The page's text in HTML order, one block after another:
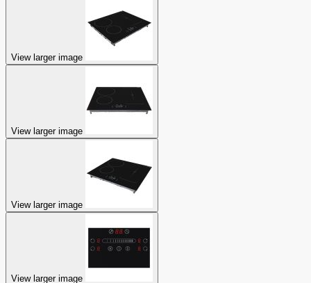
View larger image
View larger image
View larger image
View larger image